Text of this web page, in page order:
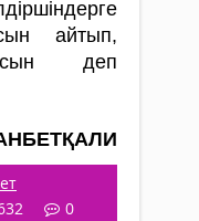
айтып,
деп
0